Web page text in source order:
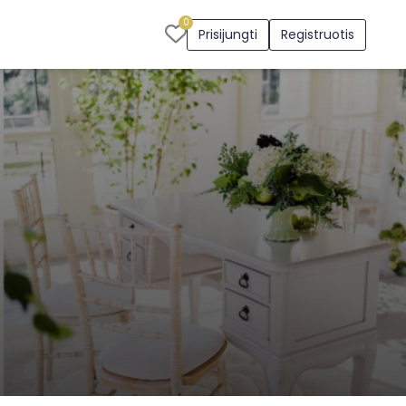
0
Prisijungti Registruotis